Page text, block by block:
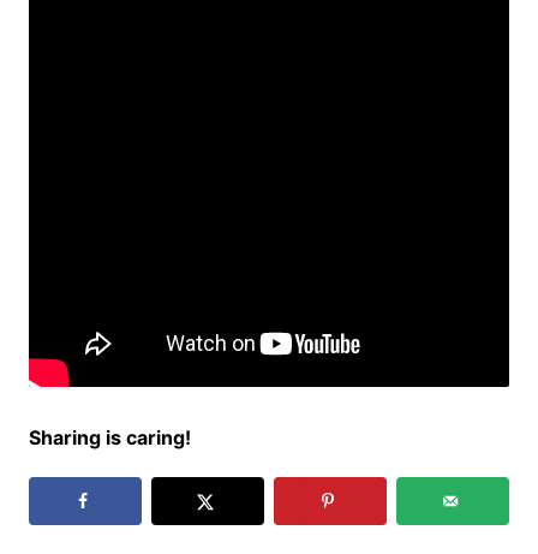
Sharing is caring!